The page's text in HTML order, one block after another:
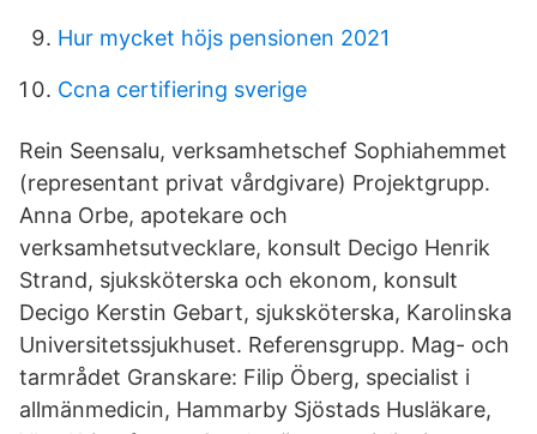
Hur mycket höjs pensionen 2021
Ccna certifiering sverige
Rein Seensalu, verksamhetschef Sophiahemmet
(representant privat vårdgivare) Projektgrupp.
Anna Orbe, apotekare och
verksamhetsutvecklare, konsult Decigo Henrik
Strand, sjuksköterska och ekonom, konsult
Decigo Kerstin Gebart, sjuksköterska, Karolinska
Universitetssjukhuset. Referensgrupp. Mag- och
tarmrådet Granskare: Filip Öberg, specialist i
allmänmedicin, Hammarby Sjöstads Husläkare,